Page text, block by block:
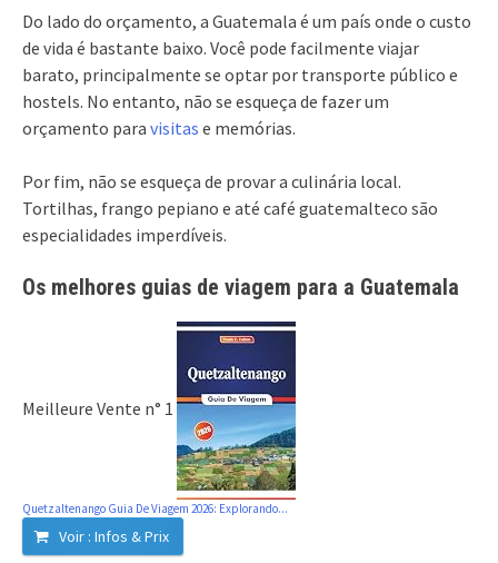
Do lado do orçamento, a Guatemala é um país onde o custo
de vida é bastante baixo. Você pode facilmente viajar
barato, principalmente se optar por transporte público e
hostels. No entanto, não se esqueça de fazer um
orçamento para visitas e memórias.
Por fim, não se esqueça de provar a culinária local.
Tortilhas, frango pepiano e até café guatemalteco são
especialidades imperdíveis.
Os melhores guias de viagem para a Guatemala
Meilleure Vente n° 1
Quetzaltenango Guia De Viagem 2026: Explorando...
Voir : Infos & Prix